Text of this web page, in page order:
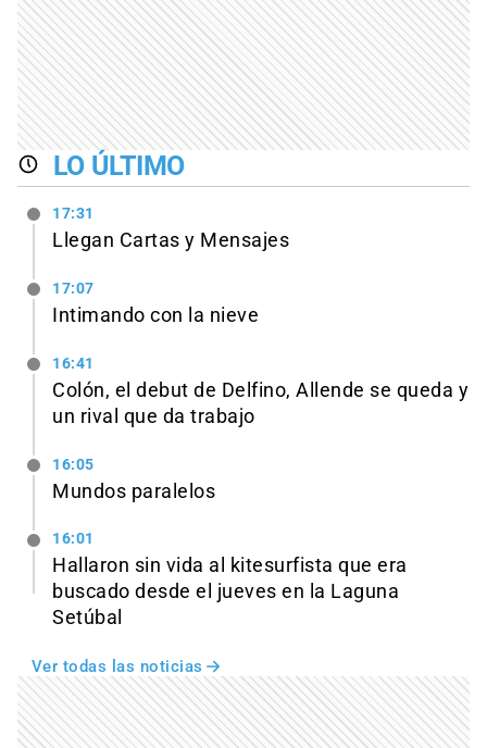
LO ÚLTIMO
17:31
Llegan Cartas y Mensajes
17:07
Intimando con la nieve
16:41
Colón, el debut de Delfino, Allende se queda y
un rival que da trabajo
16:05
Mundos paralelos
16:01
Hallaron sin vida al kitesurfista que era
buscado desde el jueves en la Laguna
Setúbal
Ver todas las noticias